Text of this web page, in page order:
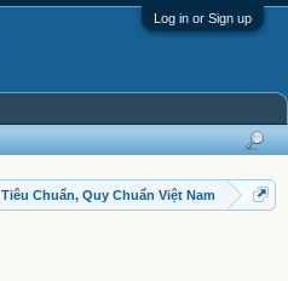
Log in or Sign up
Tiêu Chuẩn, Quy Chuẩn Việt Nam